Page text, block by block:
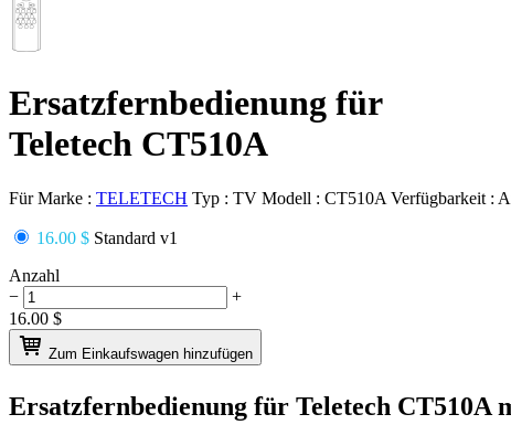
Ersatzfernbedienung für
Teletech CT510A
Für Marke : TELETECH Typ : TV Modell : CT510A Verfügbarkeit :
16.00 $ Standard v1
Anzahl
−
+
16.00 $
Zum Einkaufswagen hinzufügen
Ersatzfernbedienung für Teletech CT510A